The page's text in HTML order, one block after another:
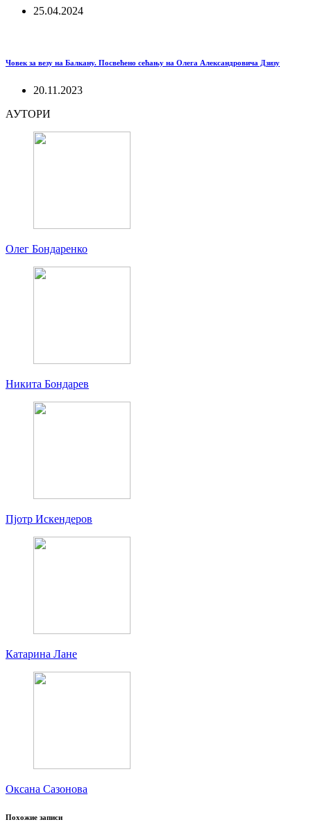
25.04.2024
Човек за везу на Балкану. Посвећено сећању на Олега Александровича Дзизу
20.11.2023
АУТОРИ
Олег Бондаренко
Никита Бондарев
Пjoтр Искендеров
Катарина Лане
Оксана Сазонова
Похожие записи